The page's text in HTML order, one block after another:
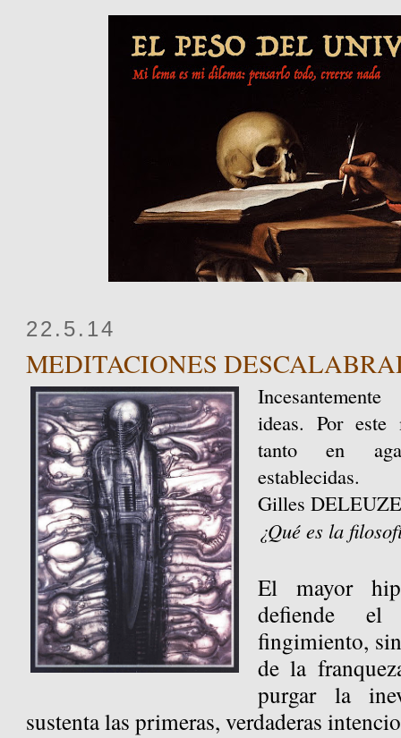
22.5.14
MEDITACIONES
ideas. Por este
tanto en
establecidas.
Gilles
¿Qué es la
El mayor
defiende
fingimiento,
de la
purgar la
sustenta las primeras, verdaderas